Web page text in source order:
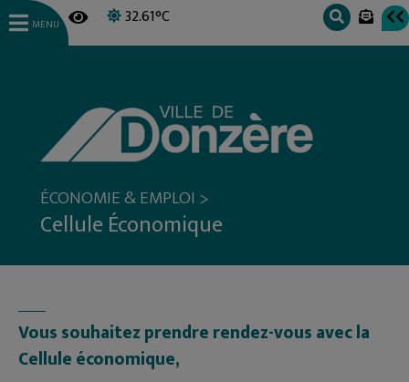
32.61°C
MENU
ÉCONOMIE & EMPLOI >
Cellule Économique
Vous souhaitez prendre rendez-vous avec la
Cellule économique,